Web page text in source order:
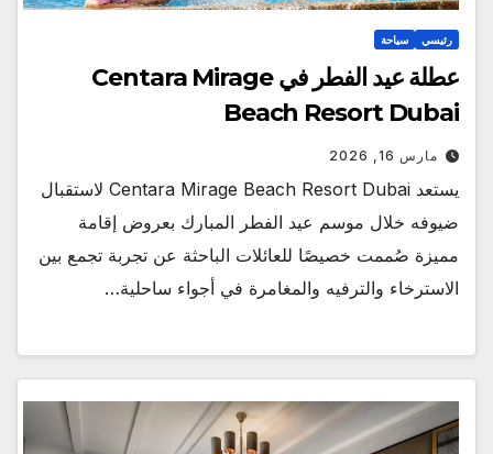
رئيسي سياحة
عطلة عيد الفطر في Centara Mirage
Beach Resort Dubai
مارس 16, 2026
يستعد Centara Mirage Beach Resort Dubai لاستقبال
ضيوفه خلال موسم عيد الفطر المبارك بعروض إقامة
مميزة صُممت خصيصًا للعائلات الباحثة عن تجربة تجمع بين
الاسترخاء والترفيه والمغامرة في أجواء ساحلية…